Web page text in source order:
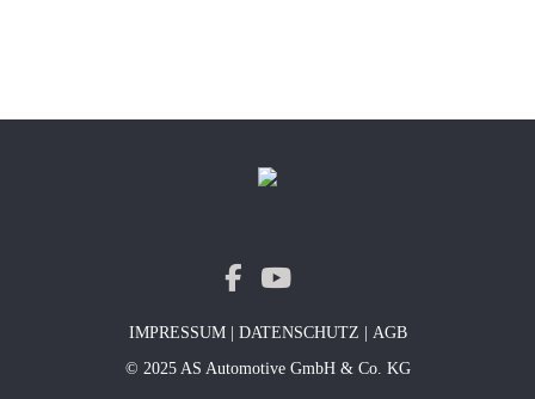
IMPRESSUM| DATENSCHUTZ
AGB
© 2025 AS Automotive GmbH & Co. KG